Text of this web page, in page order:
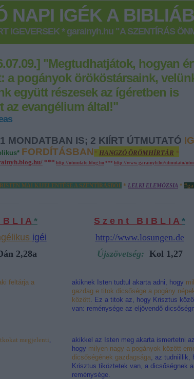
NAPI IGÉK A
IGEVERSEK * garainyh.hu "A SZENTÍRÁS
"Megtudhatjátok, hogyan
a pogányok örököstársaink,
együtt részesek az ígéretben is
az evangélium által!"
1 MONDATBAN IS; 2 KIÍRT ÚTMUTATÓ
FORDÍTÁSBAN * HANGZÓ ÖRÖMHÍRTÁR *
*** http://utmutato.blog.hu *** http://www.garainyh.hu/utmutato/
MAI KIJELENTÉSE A SZENTÍRÁSBÓL * LELKI ELEMÓZSIA *
L I A *
igéi
2,28a
S z e n t B I B L I A *
http://www.losungen.de
Újszövetség: Kol 1,27
feltárja a
akiknek Isten tudtul akarta adni, hogy
gazdag e titok dicsősége a pogány
között . Ez a titok az, hogy Krisztus
van: reménysége az eljövendő
megjelenti
akikkel az Isten meg akarta ismertetni
hogy milyen nagy a pogányok között
dicsőségének gazdagsága , az tudniillik,
Krisztus tiköztetek van, a dicsőségnek
reménysége.